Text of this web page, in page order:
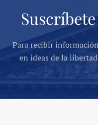
Para recibir
en ideas de la